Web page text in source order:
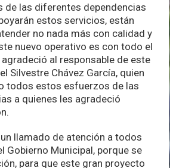
de las diferentes dependencias
estos servicios, están
no nada más con calidad y
nuevo operativo es con todo el
al responsable de este
Silvestre Chávez García, quien
todos estos esfuerzos de las
a quienes les agradeció
llamado de atención a todos
Gobierno Municipal, porque se
para que este gran proyecto